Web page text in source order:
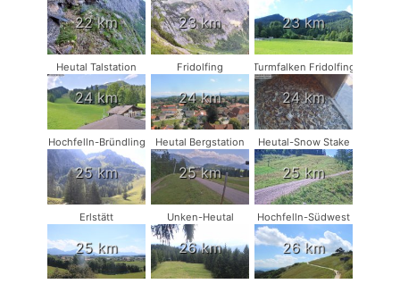
22 km 23 km 23 km
Heutal Talstation
24 km
Fridolfing
24 km
Turmfalken Fridolfing
24 km
Hochfelln-Bründling
25 km
Heutal Bergstation
25 km
Heutal-Snow Stake
25 km
Erlstätt
25 km
Unken-Heutal
26 km
Hochfelln-Südwest
26 km